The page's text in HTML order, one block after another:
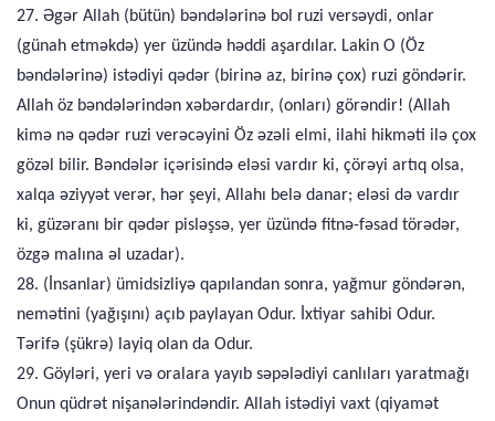
27. Əgər Allah (bütün) bəndələrinə bol ruzi versəydi, onlar
(günah etməkdə) yer üzündə həddi aşardılar. Lakin O (Öz
bəndələrinə) istədiyi qədər (birinə az, birinə çox) ruzi göndərir.
Allah öz bəndələrindən xəbərdardır, (onları) görəndir! (Allah
kimə nə qədər ruzi verəcəyini Öz əzəli elmi, ilahi hikməti ilə çox
gözəl bilir. Bəndələr içərisində eləsi vardır ki, çörəyi artıq olsa,
xalqa əziyyət verər, hər şeyi, Allahı belə danar; eləsi də vardır
ki, güzəranı bir qədər pisləşsə, yer üzündə fitnə-fəsad törədər,
özgə malına əl uzadar).
28. (İnsanlar) ümidsizliyə qapılandan sonra, yağmur göndərən,
nemətini (yağışını) açıb paylayan Odur. İxtiyar sahibi Odur.
Tərifə (şükrə) layiq olan da Odur.
29. Göyləri, yeri və oralara yayıb səpələdiyi canlıları yaratmağı
Onun qüdrət nişanələrindəndir. Allah istədiyi vaxt (qiyamət